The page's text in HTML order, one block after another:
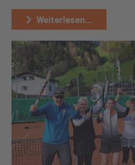
Weiterlesen...